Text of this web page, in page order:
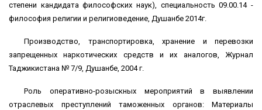
степени кандидата философских наук), специальность 09.00.14 -
философия религии и религиоведение, Душанбе 2014г.
Производство, транспортировка, хранение и перевозки
запрещенных наркотических средств и их аналогов, Журнал
Таджикистана № 7/9, Душанбе, 2004 г.
Роль оперативно-розыскных мероприятий в выявлении
отраслевых преступлений таможенных органов: Материалы